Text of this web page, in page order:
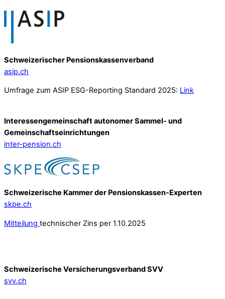
Schweizerischer Pensionskassenverband
asip.ch
Umfrage zum ASIP ESG-Reporting Standard 2025: Link
Interessengemeinschaft autonomer Sammel- und
Gemeinschafts­einrichtungen
inter-pension.ch
Schweizerische Kammer der Pensionskassen-Experten
skpe.ch
Mitteilung technischer Zins per 1.10.2025
Schweizerische Versicherungsverband SVV
svv.ch